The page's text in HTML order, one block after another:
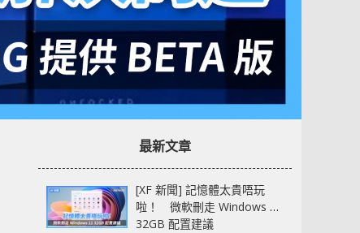
最新文章
[XF 新聞] 記憶體太貴唔玩
啦！ 微軟刪走 Windows 11
32GB 配置建議